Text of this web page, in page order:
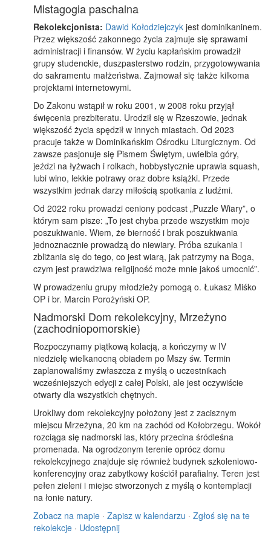
Mistagogia paschalna
Rekolekcjonista: Dawid Kołodziejczyk jest dominikaninem.
Przez większość zakonnego życia zajmuje się sprawami
administracji i finansów. W życiu kapłańskim prowadził
grupy studenckie, duszpasterstwo rodzin, przygotowywania
do sakramentu małżeństwa. Zajmował się także kilkoma
projektami internetowymi.
Do Zakonu wstąpił w roku 2001, w 2008 roku przyjął
święcenia prezbiteratu. Urodził się w Rzeszowie, jednak
większość życia spędził w innych miastach. Od 2023
pracuje także w Dominikańskim Ośrodku Liturgicznym. Od
zawsze pasjonuje się Pismem Świętym, uwielbia góry,
jeździ na łyżwach i rolkach, hobbystycznie uprawia squash,
lubi wino, lekkie potrawy oraz dobre książki. Przede
wszystkim jednak darzy miłością spotkania z ludźmi.
Od 2022 roku prowadzi ceniony podcast „Puzzle Wiary”, o
którym sam pisze: „To jest chyba przede wszystkim moje
poszukiwanie. Wiem, że bierność i brak poszukiwania
jednoznacznie prowadzą do niewiary. Próba szukania i
zbliżania się do tego, co jest wiarą, jak patrzymy na Boga,
czym jest prawdziwa religijność może mnie jakoś umocnić”.
W prowadzeniu grupy młodzieży pomogą o. Łukasz Miśko
OP i br. Marcin Porożyński OP.
Nadmorski Dom rekolekcyjny, Mrzeżyno
(zachodniopomorskie)
Rozpoczynamy piątkową kolacją, a kończymy w IV
niedzielę wielkanocną obiadem po Mszy św. Termin
zaplanowaliśmy zwłaszcza z myślą o uczestnikach
wcześniejszych edycji z całej Polski, ale jest oczywiście
otwarty dla wszystkich chętnych.
Urokliwy dom rekolekcyjny położony jest z zacisznym
miejscu Mrzeżyna, 20 km na zachód od Kołobrzegu. Wokół
rozciąga się nadmorski las, który przecina śródleśna
promenada. Na ogrodzonym terenie oprócz domu
rekolekcyjnego znajduje się również budynek szkoleniowo-
konferencyjny oraz zabytkowy kościół parafialny. Teren jest
pełen zieleni i miejsc stworzonych z myślą o kontemplacji
na łonie natury.
Zobacz na mapie · Zapisz w kalendarzu · Zgłoś się na te
rekolekcje · Udostępnij